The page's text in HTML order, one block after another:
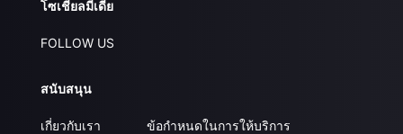
โซเชียลมีเดีย
FOLLOW US
สนับสนุน
เกี่ยวกับเรา
ข้อกำหนดในการให้บริการ